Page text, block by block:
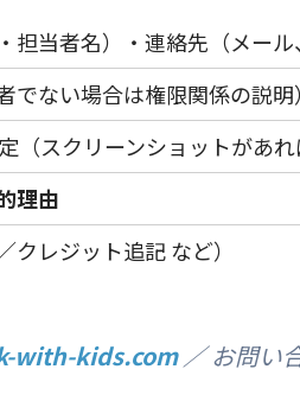
担当者名）・連絡先（メール
ない場合は権限関係の説明）
（スクリーンショットがあれ
理由
レジット追記 など）
with-kids.com／ お問い